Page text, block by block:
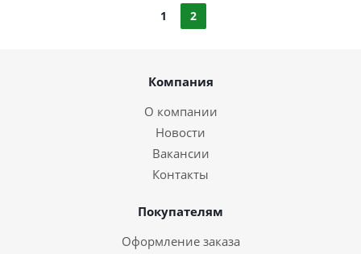
1 2
Компания
О компании
Новости
Вакансии
Контакты
Покупателям
Оформление заказа